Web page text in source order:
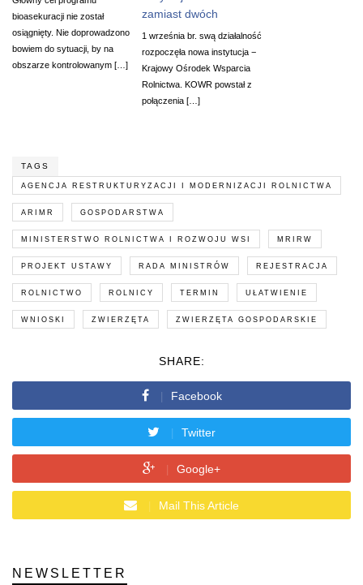
bioasekuracji nie został
osiągnięty. Nie doprowadzono
bowiem do sytuacji, by na
obszarze kontrolowanym […]
zamiast dwóch
1 września br. swą działalność
rozpoczęła nowa instytucja −
Krajowy Ośrodek Wsparcia
Rolnictwa. KOWR powstał z
połączenia […]
TAGS
AGENCJA RESTRUKTURYZACJI I MODERNIZACJI ROLNICTWA
ARIMR GOSPODARSTWA
MINISTERSTWO ROLNICTWA I ROZWOJU WSI MRIRW
PROJEKT USTAWY RADA MINISTRÓW REJESTRACJA
ROLNICTWO ROLNICY TERMIN UŁATWIENIE
WNIOSKI ZWIERZĘTA ZWIERZĘTA GOSPODARSKIE
SHARE:
Facebook
Twitter
Google+
Mail This Article
NEWSLETTER